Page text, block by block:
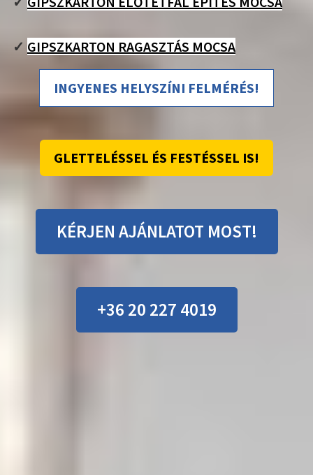
✓ GIPSZKARTON RAGASZTÁS MOCSA
INGYENES HELYSZÍNI FELMÉRÉS!
GLETTELÉSSEL ÉS FESTÉSSEL IS!
KÉRJEN AJÁNLATOT MOST!
+36 20 227 4019